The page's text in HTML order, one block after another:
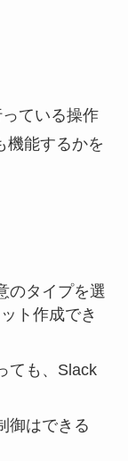
ている操作
機能するかを
のタイプを選
ト作成でき
ても、Slack
御はできる